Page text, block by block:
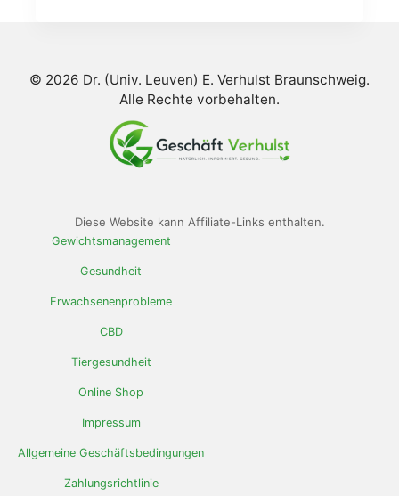
© 2026 Dr. (Univ. Leuven) E. Verhulst Braunschweig.
Alle Rechte vorbehalten.
Diese Website kann Affiliate-Links enthalten.
Gewichtsmanagement
Gesundheit
Erwachsenenprobleme
CBD
Tiergesundheit
Online Shop
Impressum
Allgemeine Geschäftsbedingungen
Zahlungsrichtlinie